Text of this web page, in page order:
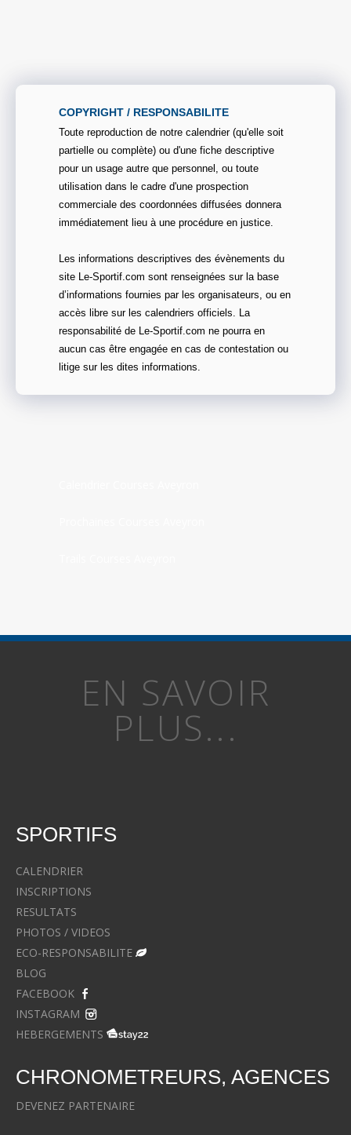
COPYRIGHT / RESPONSABILITE
Toute reproduction de notre calendrier (qu'elle soit
partielle ou complète) ou d'une fiche descriptive
pour un usage autre que personnel, ou toute
utilisation dans le cadre d'une prospection
commerciale des coordonnées diffusées donnera
immédiatement lieu à une procédure en justice.
Les informations descriptives des évènements du
site Le-Sportif.com sont renseignées sur la base
d’informations fournies par les organisateurs, ou en
accès libre sur les calendriers officiels. La
responsabilité de Le-Sportif.com ne pourra en
aucun cas être engagée en cas de contestation ou
litige sur les dites informations.
EN SAVOIR
PLUS...
SPORTIFS
CALENDRIER
INSCRIPTIONS
RESULTATS
PHOTOS / VIDEOS
ECO-RESPONSABILITE
BLOG
FACEBOOK
INSTAGRAM
HEBERGEMENTS
CHRONOMETREURS, AGENCES
DEVENEZ PARTENAIRE